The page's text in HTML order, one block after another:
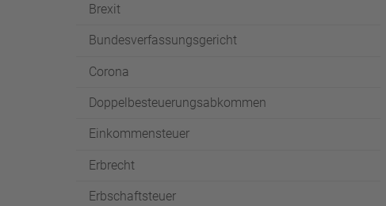
Brexit
Bundesverfassungsgericht
Corona
Doppelbesteuerungsabkommen
Einkommensteuer
Erbrecht
Erbschaftsteuer